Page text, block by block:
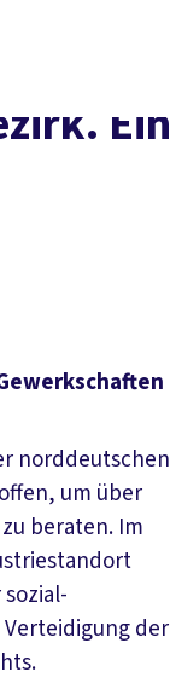
Mitmachen
Ein
norddeutschen
um über
beraten. Im
der